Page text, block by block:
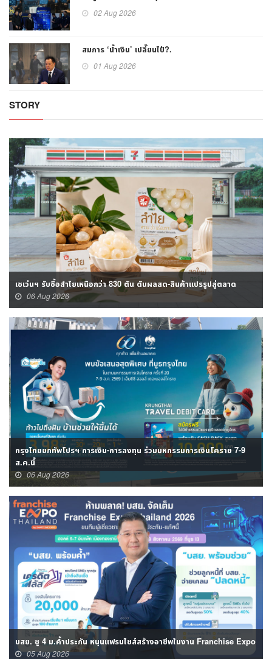
02 Aug 2026
สมการ ‘น้ำเงิน’ เปลี๊ยนไป๋?.
01 Aug 2026
STORY
เซเว่นฯ รับซื้อลำไยเหนือกว่า 830 ตัน ดันผลสด-สินค้าแปรรูปสู่ตลาด
06 Aug 2026
กรุงไทยยกทัพโปรฯ การเงิน-การลงทุน ร่วมมหกรรมการเงินโคราช 7-9
ส.ค.นี้
06 Aug 2026
บสย. ชู 4 ม.ค้ำประกัน หนุนแฟรนไชส์สร้างอาชีพในงาน Franchise Expo
05 Aug 2026